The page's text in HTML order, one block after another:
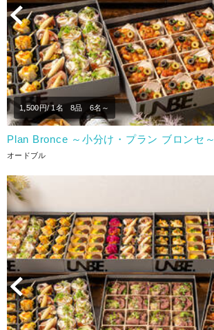
Previous
1,500円/ 1名 8品 6名～
Plan Bronce ～小分け・プラン ブロンセ～
オードブル
Previous